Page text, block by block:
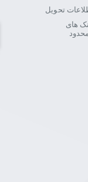
تحویل
های